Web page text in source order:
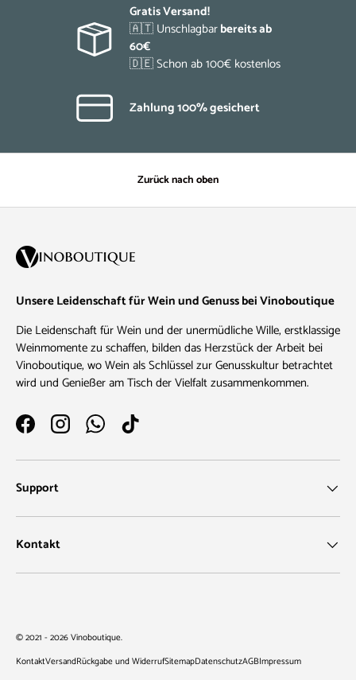
Gratis Versand!
🇦🇹 Unschlagbarbereits ab
60€
🇩🇪 Schon ab 100€ kostenlos
Zahlung 100% gesichert
Zurück nach oben
Unsere Leidenschaft für Wein und Genuss bei Vinoboutique
Die Leidenschaft für Wein und der unermüdliche Wille, erstklassige
Weinmomente zu schaffen, bilden das Herzstück der Arbeit bei
Vinoboutique, wo Wein als Schlüssel zur Genusskultur betrachtet
wird und Genießer am Tisch der Vielfalt zusammenkommen.
FacebookInstagramWhatsAppTikTok
Support
Kontakt
© 2021 - 2026Vinoboutique.
KontaktVersandRückgabe und WiderrufSitemapDatenschutzAGBImpressum